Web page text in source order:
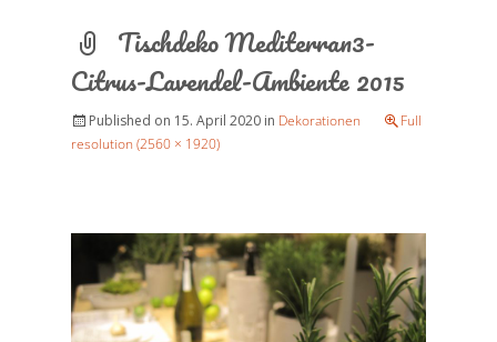
Tischdeko Mediterran3-
Citrus-Lavendel-Ambiente 2015
Published on 15. April 2020 in Dekorationen
Full
resolution (2560 × 1920)